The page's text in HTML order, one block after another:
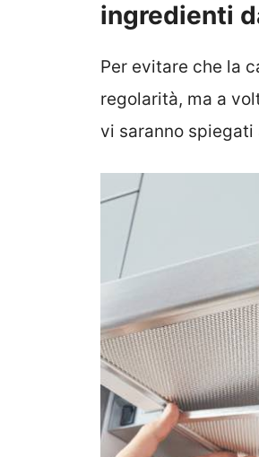
ingredienti
Per evitare che la
regolarità, ma a
vi saranno